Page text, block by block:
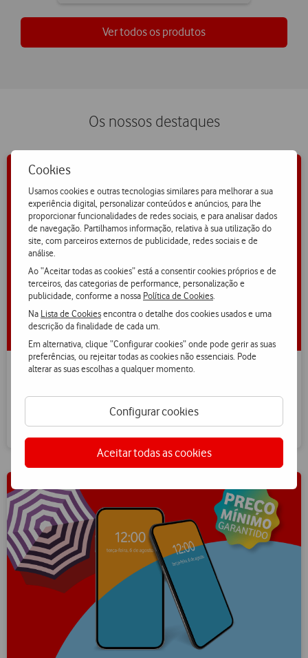
Cookies
Usamos cookies e outras tecnologias similares para melhorar a sua
experiência digital, personalizar conteúdos e anúncios, para lhe
proporcionar funcionalidades de redes sociais, e para analisar dados
de navegação. Partilhamos informação, relativa à sua utilização do
site, com parceiros externos de publicidade, redes sociais e de
análise.
Ao “Aceitar todas as cookies” está a consentir cookies próprios e de
terceiros, das categorias de performance, personalização e
publicidade, conforme a nossa Política de Cookies
Na Lista de Cookiesencontra o detalhe dos cookies usados e uma
descrição da finalidade de cada um.
Em alternativa, clique “Configurar cookies” onde pode gerir as suas
preferências, ou rejeitar todas as cookies não essenciais. Pode
alterar as suas escolhas a qualquer momento.
Configurar cookies
Aceitar todas as cookies
ticked
Ver todos os produtos
Os nossos destaques
iPhones recondicionados como novos
Compra um iPhone 13 Grade A por apenas €8,50/mês com